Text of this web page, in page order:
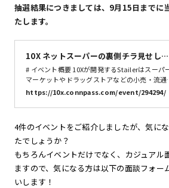
抽選結果につきましては、9月15日までに
たします。
10X ネットスーパーの裏側チラ見せしま
す。PdM向け社内デモ体験会 -
s
# イベント概要 10Xが開発するStailerはスーパー
マーケットやドラッグストアなどの小売・流通
業者様に提供するネットスーパープラットフォー
ムです。 https://stailer.jp/ Stailerはスーパーの
配送・店舗スタッフなど様々な人に使われてお
以外にも多くのサービスを提供しています。 ...
言われてもなかなかイメージが湧かない方が多い
と思います。そこで、裏側をチラ見せするイベ
トを開催する運びとなりました。チラ見せに止
らず、ネットスーパーの裏側を体験できるコン
ンツも用意しています。 10Xのことはちょっと知
https://10x.connpass.com/event/294294/
4件のイベントをご紹介しましたが、気に
たでしょうか？
もちろんイベントだけでなく、カジュアル
ますので、気になる方は以下の面談フォー
いします！